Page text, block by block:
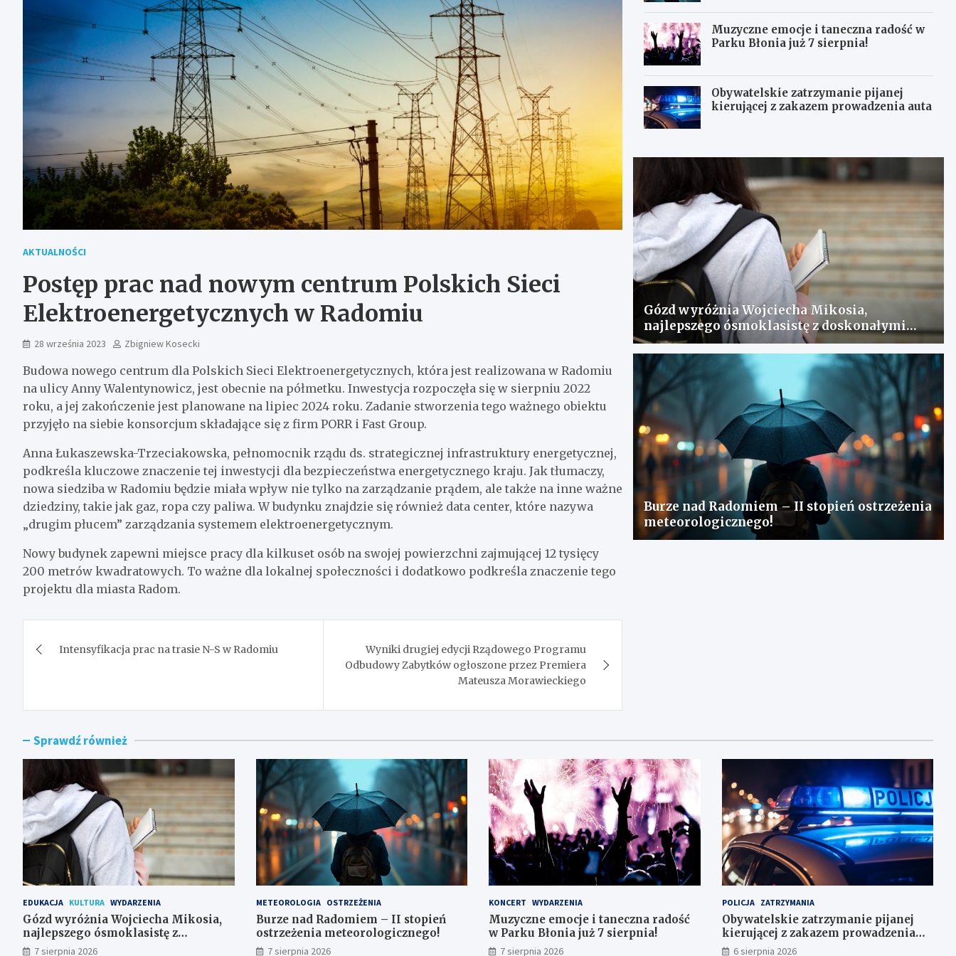
AKTUALNOŚCI
Postęp prac nad nowym centrum Polskich Sieci
Elektroenergetycznych w Radomiu
28 września 2023 Zbigniew Kosecki
Budowa nowego centrum dla Polskich Sieci Elektroenergetycznych, która jest realizowana w Radomiu
na ulicy Anny Walentynowicz, jest obecnie na półmetku. Inwestycja rozpoczęła się w sierpniu 2022
roku, a jej zakończenie jest planowane na lipiec 2024 roku. Zadanie stworzenia tego ważnego obiektu
przyjęło na siebie konsorcjum składające się z firm PORR i Fast Group.
Anna Łukaszewska-Trzeciakowska, pełnomocnik rządu ds. strategicznej infrastruktury energetycznej,
podkreśla kluczowe znaczenie tej inwestycji dla bezpieczeństwa energetycznego kraju. Jak tłumaczy,
nowa siedziba w Radomiu będzie miała wpływ nie tylko na zarządzanie prądem, ale także na inne ważne
dziedziny, takie jak gaz, ropa czy paliwa. W budynku znajdzie się również data center, które nazywa
„drugim płucem” zarządzania systemem elektroenergetycznym.
Nowy budynek zapewni miejsce pracy dla kilkuset osób na swojej powierzchni zajmującej 12 tysięcy
200 metrów kwadratowych. To ważne dla lokalnej społeczności i dodatkowo podkreśla znaczenie tego
projektu dla miasta Radom.
wpisu
Intensyfikacja prac na trasie N-S w Radomiu
Wyniki drugiej edycji Rządowego Programu
Odbudowy Zabytków ogłoszone przez Premiera
Mateusza Morawieckiego
Muzyczne emocje i taneczna radość w
Parku Błonia już 7 sierpnia!
Obywatelskie zatrzymanie pijanej
kierującej z zakazem prowadzenia auta
Gózd wyróżnia Wojciecha Mikosia,
najlepszego ósmoklasistę z doskonałymi
wynikami!
Burze nad Radomiem – II stopień ostrzeżenia
meteorologicznego!
Sprawdź również
EDUKACJA KULTURA WYDARZENIA
Gózd wyróżnia Wojciecha Mikosia,
najlepszego ósmoklasistę z
doskonałymi wynikami!
7 sierpnia 2026
METEOROLOGIA OSTRZEŻENIA
Burze nad Radomiem – II stopień
ostrzeżenia meteorologicznego!
7 sierpnia 2026
KONCERT WYDARZENIA
Muzyczne emocje i taneczna radość
w Parku Błonia już 7 sierpnia!
7 sierpnia 2026
POLICJA ZATRZYMANIA
Obywatelskie zatrzymanie pijanej
kierującej z zakazem prowadzenia
auta6 sierpnia 2026